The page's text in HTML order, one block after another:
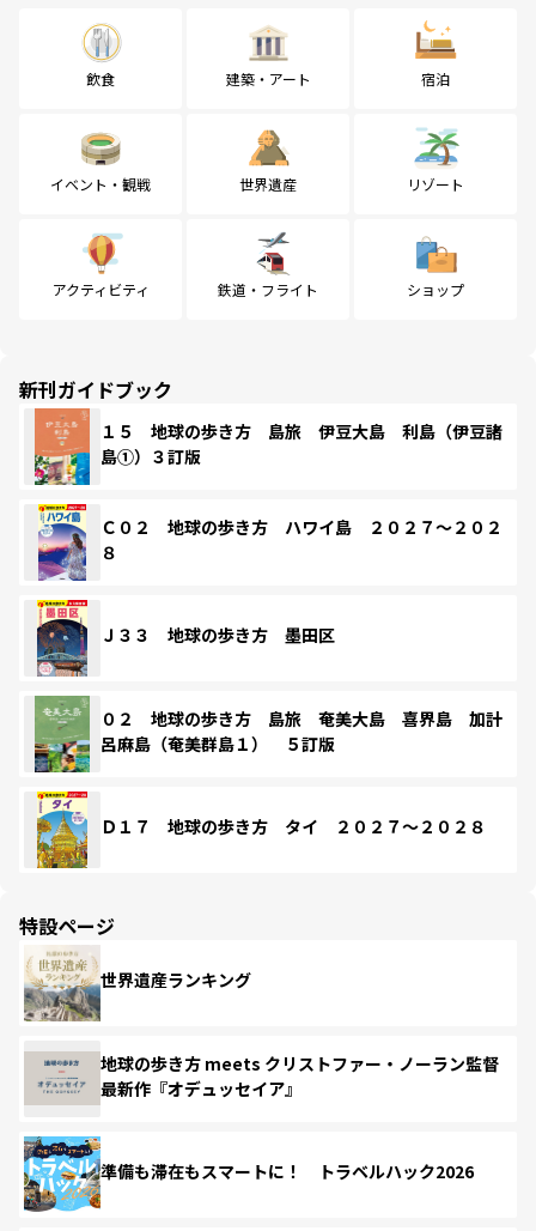
飲食 建築・アート 宿泊
イベント・観戦 世界遺産 リゾート
アクティビティ 鉄道・フライト ショップ
新刊ガイドブック
１５ 地球の歩き方 島旅 伊豆大島 利島（伊豆諸
島①）３訂版
Ｃ０２ 地球の歩き方 ハワイ島 ２０２７～２０２
８
Ｊ３３ 地球の歩き方 墨田区
０２ 地球の歩き方 島旅 奄美大島 喜界島 加計
呂麻島（奄美群島１） ５訂版
Ｄ１７ 地球の歩き方 タイ ２０２７～２０２８
特設ページ
世界遺産ランキング
地球の歩き方 meets クリストファー・ノーラン監督
最新作『オデュッセイア』
準備も滞在もスマートに！ トラベルハック2026